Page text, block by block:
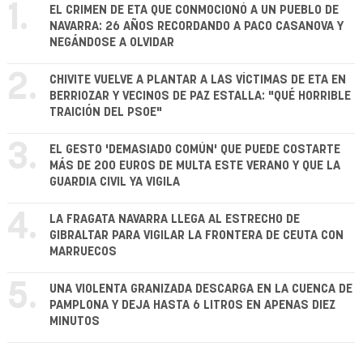
1.
EL CRIMEN DE ETA QUE CONMOCIONÓ A UN PUEBLO DE
NAVARRA: 26 AÑOS RECORDANDO A PACO CASANOVA Y
NEGÁNDOSE A OLVIDAR
2.
CHIVITE VUELVE A PLANTAR A LAS VÍCTIMAS DE ETA EN
BERRIOZAR Y VECINOS DE PAZ ESTALLA: "QUÉ HORRIBLE
TRAICIÓN DEL PSOE"
3.
EL GESTO 'DEMASIADO COMÚN' QUE PUEDE COSTARTE
MÁS DE 200 EUROS DE MULTA ESTE VERANO Y QUE LA
GUARDIA CIVIL YA VIGILA
4.
LA FRAGATA NAVARRA LLEGA AL ESTRECHO DE
GIBRALTAR PARA VIGILAR LA FRONTERA DE CEUTA CON
MARRUECOS
5.
UNA VIOLENTA GRANIZADA DESCARGA EN LA CUENCA DE
PAMPLONA Y DEJA HASTA 6 LITROS EN APENAS DIEZ
MINUTOS